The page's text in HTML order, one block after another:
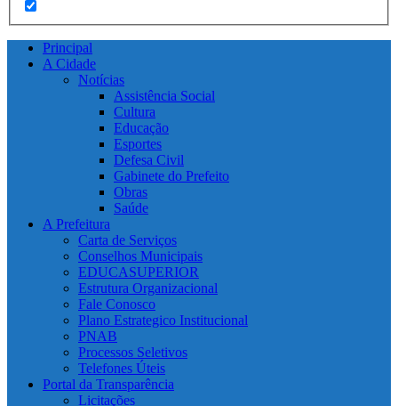
Principal
A Cidade
Notícias
Assistência Social
Cultura
Educação
Esportes
Defesa Civil
Gabinete do Prefeito
Obras
Saúde
A Prefeitura
Carta de Serviços
Conselhos Municipais
EDUCASUPERIOR
Estrutura Organizacional
Fale Conosco
Plano Estrategico Institucional
PNAB
Processos Seletivos
Telefones Úteis
Portal da Transparência
Licitações